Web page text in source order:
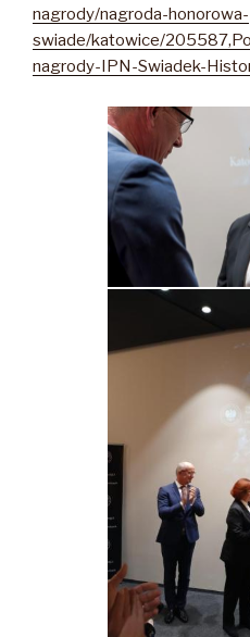
nagrody/nagroda-honorowa-
swiade/katowice/
nagrody-IPN-Swiadek-